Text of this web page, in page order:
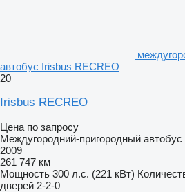
автобус Irisbus RECREO
20
Irisbus RECREO
Цена по запросу
Междугородний-пригородный автобус
2009
261 747 км
Мощность 300 л.с. (221 кВт)
дверей 2-2-0